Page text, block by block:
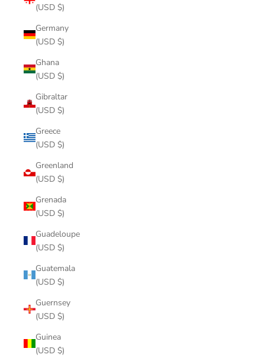
(USD $)
Germany
(USD $)
Ghana
(USD $)
Gibraltar
(USD $)
Greece
(USD $)
Greenland
(USD $)
Grenada
(USD $)
Guadeloupe
(USD $)
Guatemala
(USD $)
Guernsey
(USD $)
Guinea
(USD $)